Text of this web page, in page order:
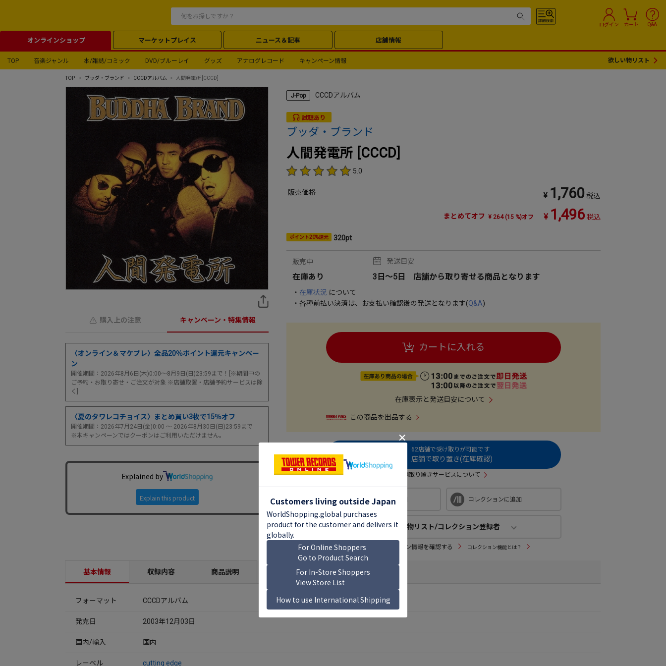
ログイン カート Q&A
オンラインショップ マーケットプレイス ニュース＆記事 店舗情報
TOP 音楽ジャンル 本/雑誌/コミック DVD/ブルーレイ グッズ アナログレコード キャンペーン情報 欲しい物リスト
TOP ブッダ・ブランド CCCDアルバム 人間発電所 [CCCD]
購入上の注意 キャンペーン・特集情報
〈オンライン＆マケプレ〉全品20％ポイント還元キャンペー
ン
開催期間：2026年8月6日(木)0:00～8月9日(日)23:59まで！[※期間中の
ご予約・お取り寄せ・ご注文が対象 ※店舗取置・店舗予約サービスは除
く]
〈夏のタワレコチョイス〉まとめ買い3枚で15％オフ
開催期間：2026年7月24日(金)0:00 ～ 2026年8月30日(日)23:59まで
※本キャンペーンではクーポンはご利用いただけません。
J-Pop CCCDアルバム
試聴あり
ブッダ・ブランド
人間発電所 [CCCD]
5.0
販売価格 ¥ 1,760 税込
まとめてオフ ¥ 264 (15 %)オフ ¥ 1,496 税込
ポイント20%還元 320pt
販売中
在庫あり
発送目安
3日～5日 店舗から取り寄せる商品となります
・ 在庫状況 について
・各種前払い決済は、お支払い確認後の発送となります(Q&A)
カートに入れる
在庫表示と発送目安について
この商品を出品する
62店舗で受け取りが可能です
店舗で取り置き(在庫確認)
店舗取り置きサービスについて
欲しい物リストに追加 コレクションに追加
欲しい物リスト/コレクション登録者
欲しい物リスト登録者
23
コレクション登録者
この商品のコレクション情報を確認する コレクション機能とは？
基本情報 収録内容 商品説明
フォーマット CCCDアルバム
発売日 2003年12月03日
国内/輸入 国内
レーベル cutting edge